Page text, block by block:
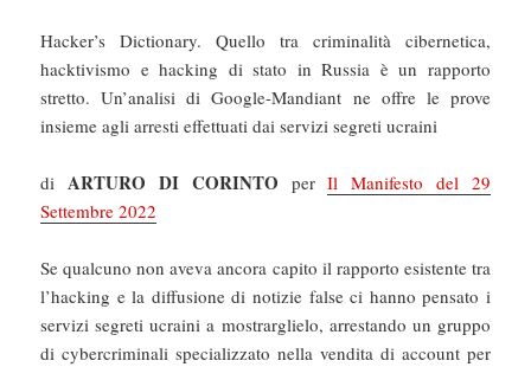
Hacker’s Dictionary. Quello tra criminalità cibernetica,
hacktivismo e hacking di stato in Russia è un rapporto
stretto. Un’analisi di Google-Mandiant ne offre le prove
insieme agli arresti effettuati dai servizi segreti ucraini
diARTURO DI CORINTO perIl Manifesto del 29
Settembre 2022
Se qualcuno non aveva ancora capito il rapporto esistente tra
l’hacking e la diffusione di notizie false ci hanno pensato i
servizi segreti ucraini a mostrarglielo, arrestando un gruppo
di cybercriminali specializzato nella vendita di account per